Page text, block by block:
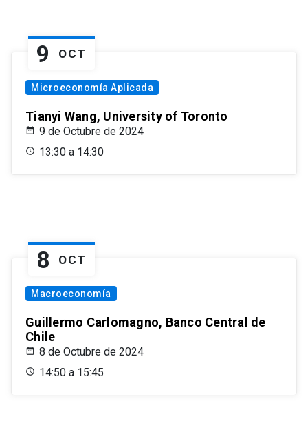
9 OCT
Microeconomía Aplicada
Tianyi Wang, University of Toronto
9 de Octubre de 2024
13:30 a 14:30
8 OCT
Macroeconomía
Guillermo Carlomagno, Banco Central de
Chile
8 de Octubre de 2024
14:50 a 15:45